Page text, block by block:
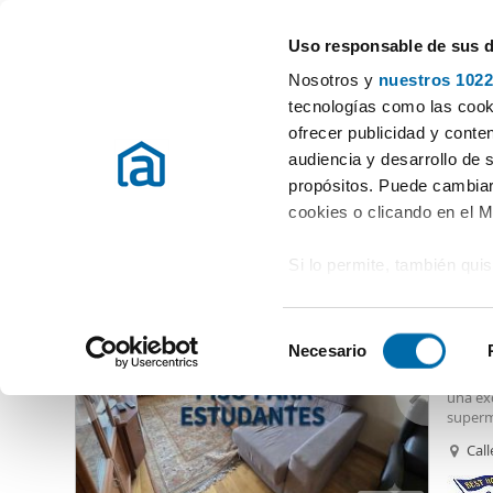
Uso responsable de sus
Nosotros y nuestros
tecnologías como las
ofrecer publicidad y
audiencia y desarrollo de
propósitos. Puede
cookies o clicando en el
Si lo permite, también
Identificar su
Obtenga más
preferencias en la
en la Declaración de
e
e
c
Necesario
Elegir distrito
Alquiler pisos Pontevedra Alquiler pisos Vigo Alquiler
Alquiler pisos Castrelos Sárdoma Vigo (1 viviendas)
una
La
cuatro